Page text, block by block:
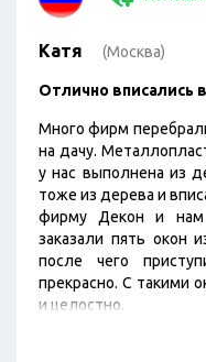
Катя (Москва)
Отлично вписались
Много фирм
на дачу.
у нас выполнена из
тоже из дерева и
фирму Декон и нам
заказали пять окон
после чего
прекрасно. С такими
и целостно.